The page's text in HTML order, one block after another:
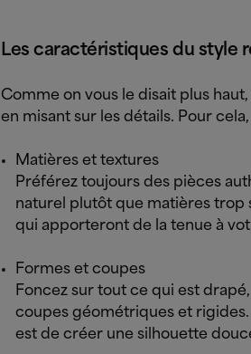
Les caractéristiques du style
Comme on vous le disait plus
en misant sur les détails. Pour
Matières et textures
Préférez toujours des pièces
naturel plutôt que matières trop
qui apporteront de la tenue à
Formes et coupes
Foncez sur tout ce qui est
coupes géométriques et rigides.
est de créer une silhouette